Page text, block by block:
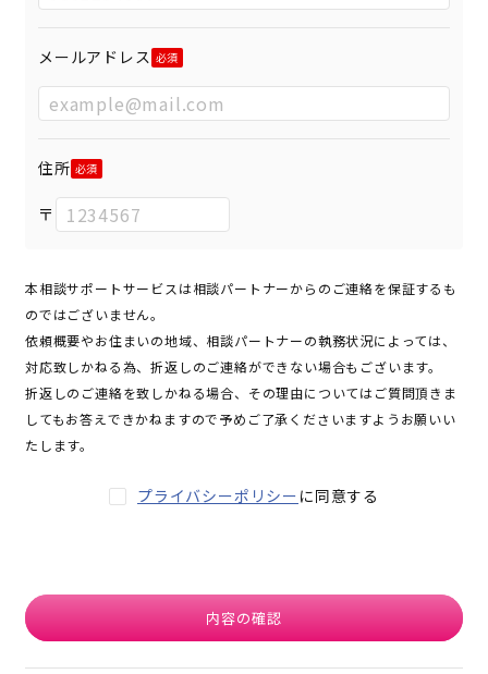
メールアドレス
住所
〒
本相談サポートサービスは相談パートナーからのご連絡を保証するも
のではございません。
依頼概要やお住まいの地域、相談パートナーの執務状況によっては、
対応致しかねる為、折返しのご連絡ができない場合もございます。
折返しのご連絡を致しかねる場合、その理由についてはご質問頂きま
してもお答えできかねますので予めご了承くださいますようお願いい
たします。
プライバシーポリシー に同意する
内容の確認